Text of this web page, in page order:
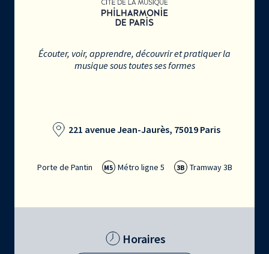
Écouter, voir, apprendre, découvrir et pratiquer la
musique sous toutes ses formes
221 avenue Jean-Jaurès, 75019 Paris
Porte de Pantin M5 Métro ligne 5 3B Tramway 3B
Horaires